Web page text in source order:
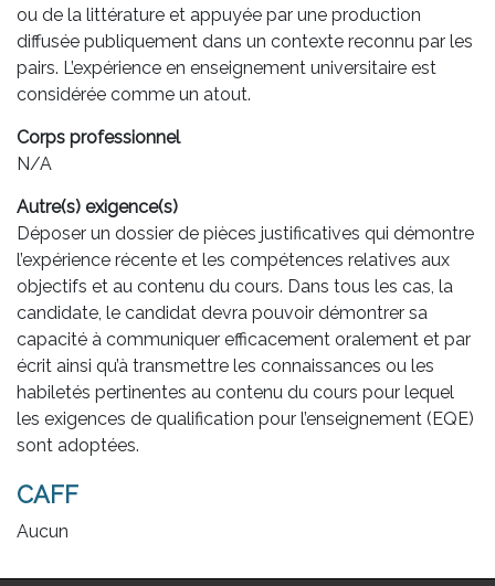
ou de la littérature et appuyée par une production
diffusée publiquement dans un contexte reconnu par les
pairs. L’expérience en enseignement universitaire est
considérée comme un atout.
Corps professionnel
N/A
Autre(s) exigence(s)
Déposer un dossier de pièces justificatives qui démontre
l’expérience récente et les compétences relatives aux
objectifs et au contenu du cours. Dans tous les cas, la
candidate, le candidat devra pouvoir démontrer sa
capacité à communiquer efficacement oralement et par
écrit ainsi qu’à transmettre les connaissances ou les
habiletés pertinentes au contenu du cours pour lequel
les exigences de qualification pour l’enseignement (EQE)
sont adoptées.
CAFF
Aucun